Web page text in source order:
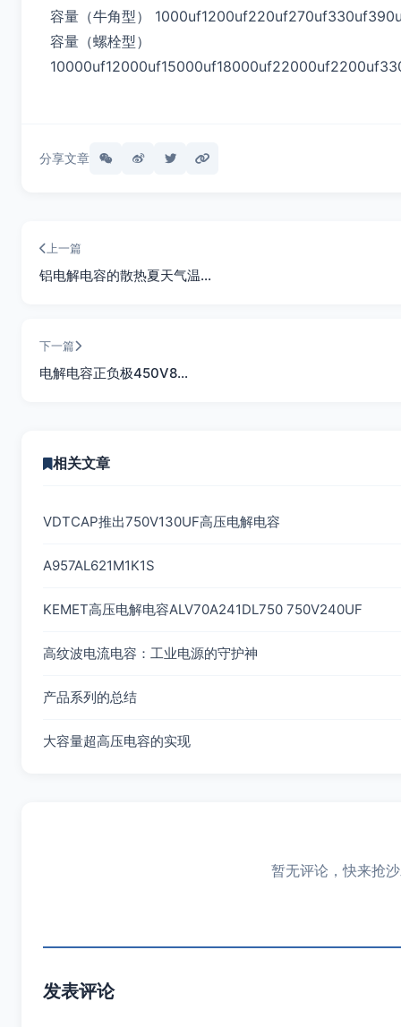
容量（牛角型）
容量（螺栓型）
分享文章
上一篇
铝电解电容的散热夏天气温…
下一篇
电解电容正负极450V8…
相关文章
VDTCAP推出750V130UF高压电解电容
A957AL621M1K1S
KEMET高压电解电容ALV70A241DL750 750V240UF
高纹波电流电容：工业电源的守护神
产品系列的总结
大容量超高压电容的实现
暂无评论，快来抢
发表评论